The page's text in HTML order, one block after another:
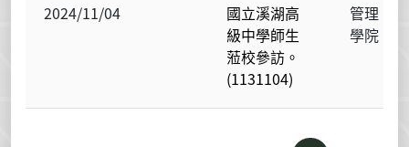
2024/11/04
國立溪湖高
級中學師生
蒞校參訪。
(1131104)
管理
學院